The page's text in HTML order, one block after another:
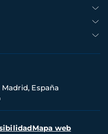
España
Mapa web